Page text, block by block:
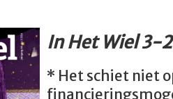
In Het Wiel 3-
* Het schiet niet